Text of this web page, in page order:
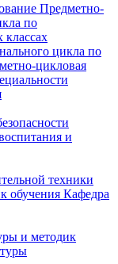
Предметно-
по
классах
цикла по
цикловая
и
техники
обучения Кафедра
и методик